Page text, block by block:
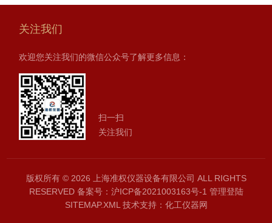
关注我们
欢迎您关注我们的微信公众号了解更多信息：
扫一扫
关注我们
版权所有 © 2026 上海准权仪器设备有限公司 ALL RIGHTS
RESERVED 备案号：沪ICP备2021003163号-1 管理登陆
SITEMAP.XML技术支持： 化工仪器网